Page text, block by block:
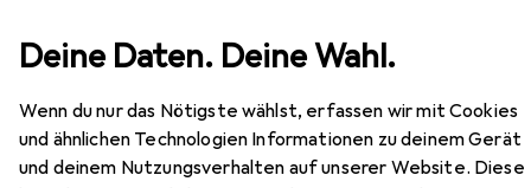
Deine Daten. Deine Wahl.
Wenn du nur das Nötigste wählst, erfassen wir mit Cookies
und ähnlichen Technologien Informationen zu deinem Gerät
und deinem Nutzungsverhalten auf unserer Website. Diese
Wandern Wanderschuhe Meindl Outdoorschuhe
EUR
364,78
MeindlOutdoorschuhe
46.5